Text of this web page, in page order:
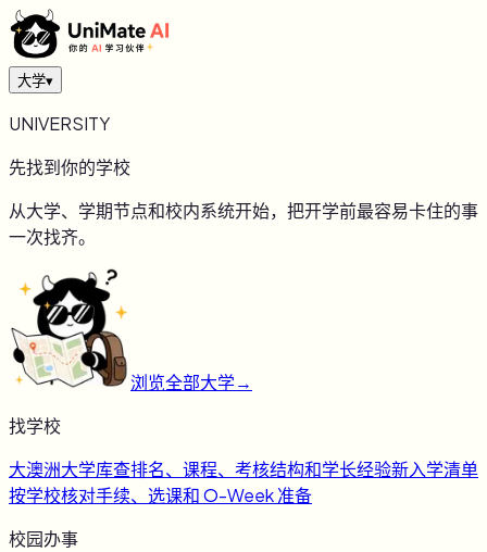
大学▾
UNIVERSITY
先找到你的学校
从大学、学期节点和校内系统开始，把开学前最容易卡住的事
一次找齐。
浏览全部大学→
找学校
大澳洲大学库查排名、课程、考核结构和学长经验新入学清单
按学校核对手续、选课和 O-Week 准备
校园办事